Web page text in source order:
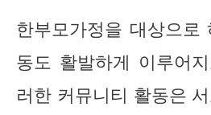
한부모가정을 대상으로
동도 활발하게 이루어
러한 커뮤니티 활동은